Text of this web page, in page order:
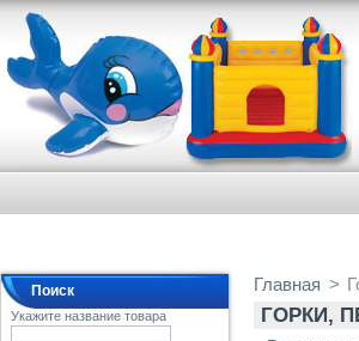
Поиск
Укажите название товара
Главная >
ГОРКИ,